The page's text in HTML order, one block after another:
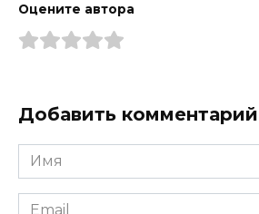
Оцените автора
Добавить комментарий
Имя
*
Email